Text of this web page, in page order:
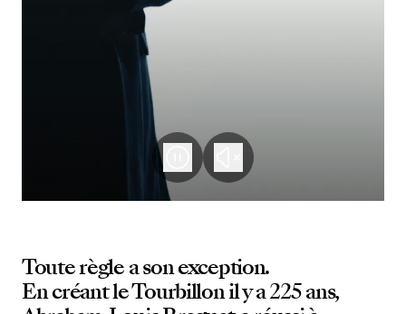
Toute règle a son exception.
En créant le Tourbillon il y a 225 ans,